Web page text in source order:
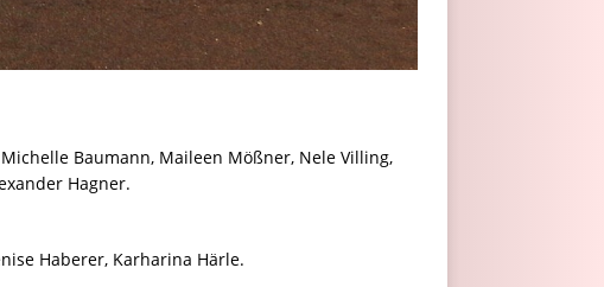
Baumann, Maileen Mößner, Nele Villing,
Hagner.
Haberer, Karharina Härle.